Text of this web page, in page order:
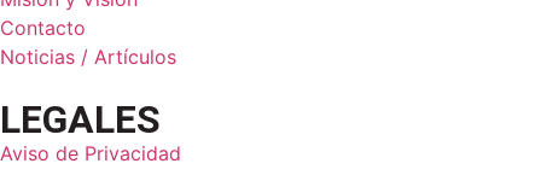
Contacto
Noticias / Artículos
LEGALES
Aviso de Privacidad